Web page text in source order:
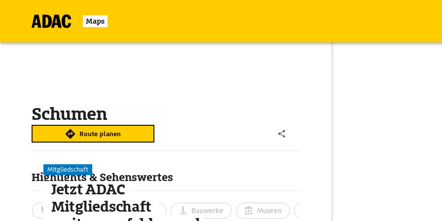
Maps
Schumen
Route planen
Highlights & Sehenswertes
Aktivitäten Landschaft Bauwerke Museen
Mitgliedschaft
Jetzt ADAC
Mitgliedschaft